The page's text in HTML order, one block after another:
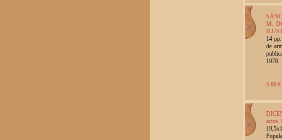
M.
14
de
1978.
5.00 €